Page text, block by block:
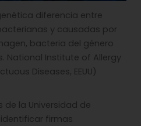
diferencia entre
y causadas por
bacteria del género
National Institute of Allergy
Diseases, EEUU)
la Universidad de
firmas